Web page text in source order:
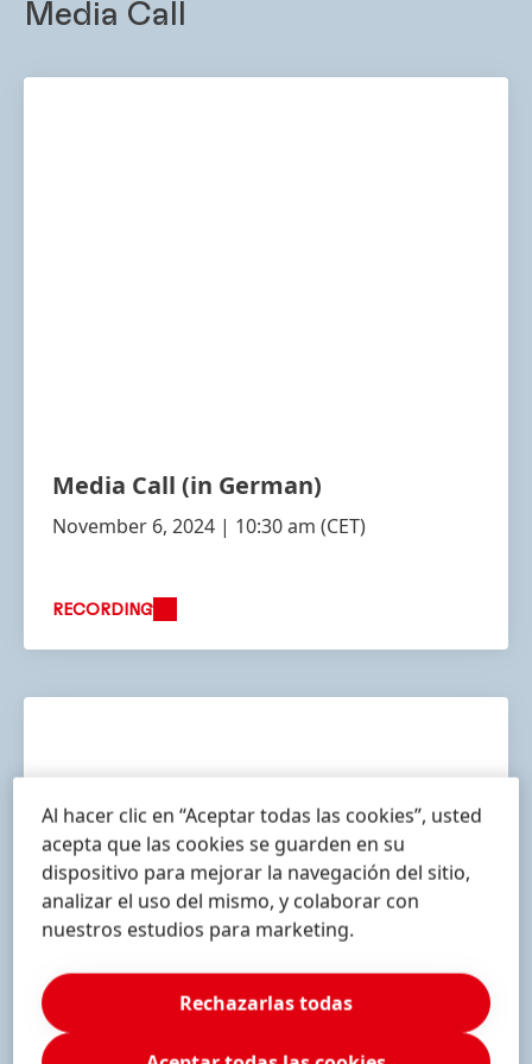
Media Call
Media Call (in German)
November 6, 2024 | 10:30 am (CET)
RECORDING
Al hacer clic en “Aceptar todas las cookies”, usted
acepta que las cookies se guarden en su
dispositivo para mejorar la navegación del sitio,
analizar el uso del mismo, y colaborar con
nuestros estudios para marketing.
Rechazarlas todas